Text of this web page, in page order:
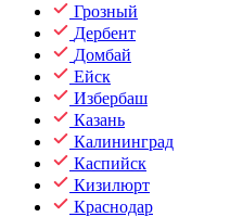
Грозный
Дербент
Домбай
Ейск
Избербаш
Казань
Калининград
Каспийск
Кизилюрт
Краснодар